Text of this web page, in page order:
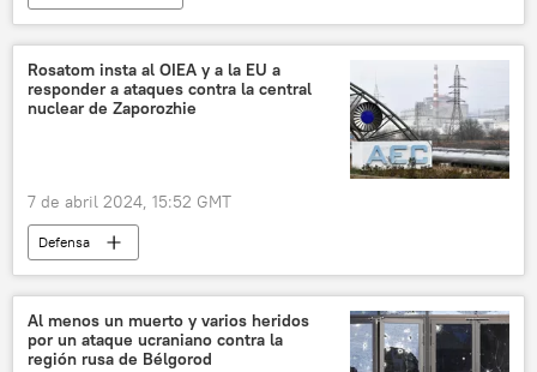
📰 Crisis diplomática entre Ecuador y México
Ecuador
Jorge Glas
Rosatom insta al OIEA y a la EU a
responder a ataques contra la central
nuclear de Zaporozhie
7 de abril 2024, 15:52 GMT
Defensa
📰 Operación rusa de desmilitarización y desnazificación de Ucrania
🛡️ Zonas de conflicto
Rusia
Ucrania
Zaporozhie
🌍 Europa
Al menos un muerto y varios heridos
por un ataque ucraniano contra la
región rusa de Bélgorod